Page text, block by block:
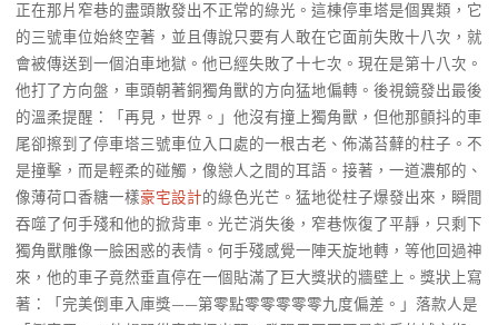
正在那片窄巷的盡頭散發出不正常的綠光。這棟停車塔是個異類，它
的三號車位始終空著，並且傳說只要有人敢在它面前失敗十八次，就
會被傳送到一個泊車地獄。他已經失敗了十七次。現在是第十八次。
他打了方向盤，車頭朝著銅獨角獸的方向猛地偏轉。後視鏡發出最後
的溫柔提醒：「再見，世界。」他沒有撞上獨角獸，但他那顫抖的車
尾卻擦到了停車塔三號車位入口處的一根古老、佈滿苔蘚的柱子。不
是撞擊，而是輕柔的碰觸，像戀人之間的耳語。接著，一道濃郁的、
像薄荷口香糖一樣豪宅設計的綠色光芒。猛地從柱子爆發出來，瞬間
吞噬了何手殘和他的掀背車。光芒消失後，窄巷恢復了平靜，只剩下
獨角獸雕像一臉困惑的表情。何手殘感覺一陣天旋地轉，等他回過神
來，他的車子竟然垂直停在一個貼滿了巨大獎狀的牆壁上。獎狀上寫
著：「完美倒車入庫獎——第零點零零零零零九度偏差。」落款人是